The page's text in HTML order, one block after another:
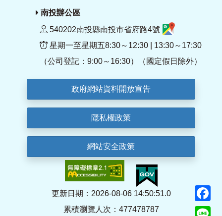
南投辦公區
540202南投縣南投市省府路4號
星期一至星期五8:30～12:30 | 13:30～17:30
（公司登記：9:00～16:30）（國定假日除外）
政府網站資料開放宣告
隱私權政策
網站安全政策
更新日期：2026-08-06 14:50:51.0
累積瀏覽人次：477478787